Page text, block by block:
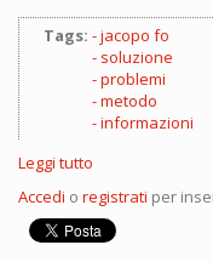
Tags:
jacopo fo
soluzione
problemi
metodo
informazioni
Leggi tutto
è
la
soluzione
Accedi o registrati per